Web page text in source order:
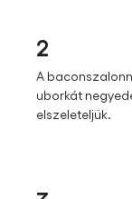
2
A
uborkát
elszeleteljük.